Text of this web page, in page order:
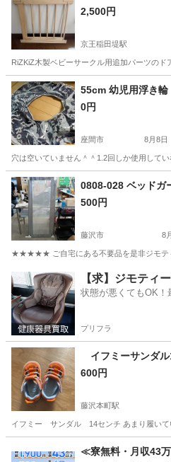
2,500円
京王稲田堤駅
RiZKiZ木製ベビーサークル用追加パーツの
神奈川 川崎市 京王稲田堤駅 ベ
55cm 幼児用浮き輪
0円
座間市 8月8日
穴は空いていません＾＾1.2回しか使用して
神奈川 座間市 キッズ用品
0808-028 ベッドガ
500円
藤沢市 8
★★★★★ ご自宅にある不要品を是非ジモティ
神奈川 藤沢市 ベビー用品 現地
【求】ジモティ
状態が悪くてもOK！
プリフラ
イフミーサンダル
600円
藤沢本町駅
イフミー サンダル 14センチ あまり履いて
藤沢本町駅 ベ
≪寮無料・月収43